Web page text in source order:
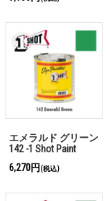
エメラルド グリーン
142 -1 Shot Paint
6,270円 (税込)